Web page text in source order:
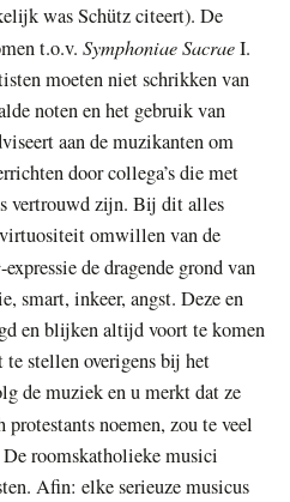
was Schütz citeert). De
t.o.v. Symphoniae SacraeI.
moeten niet schrikken van
noten en het gebruik van
aan de muzikanten om
door collega’s die met
vertrouwd zijn. Bij dit alles
omwillen van de
-expressie de dragende grond van
smart, inkeer, angst. Deze en
en blijken altijd voort te komen
stellen overigens bij het
de muziek en u merkt dat ze
noemen, zou te veel
roomskatholieke musici
Afin: elke serieuze musicus